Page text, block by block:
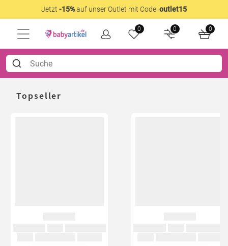
Jetzt -15%auf unser Outlet mit Code: outlet15
0 0 0
Topseller